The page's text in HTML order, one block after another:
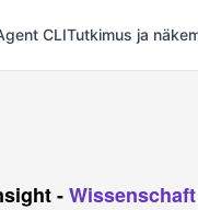
CLITutkimus ja
-Wissenschaft